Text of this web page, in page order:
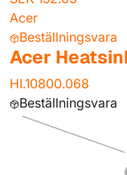
Acer
Beställningsvara
Acer
HI.10800.068
Beställningsvara